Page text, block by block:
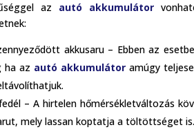
az autó akkumulátor
akkusaru – Ebben az
ha az autó akkumulátoramúgy
– A hirtelen hőmérsékletváltozás
mely lassan koptatja a töltöttséget is.